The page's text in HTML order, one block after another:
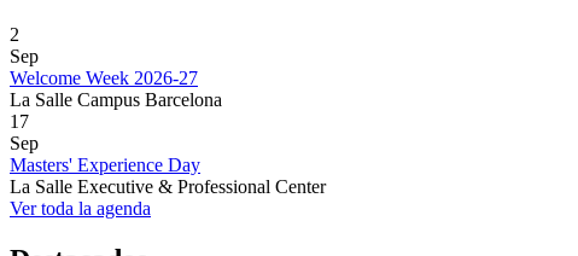
2
Sep
Welcome Week 2026-27
La Salle Campus Barcelona
17
Sep
Masters' Experience Day
La Salle Executive & Professional Center
Ver toda la agenda